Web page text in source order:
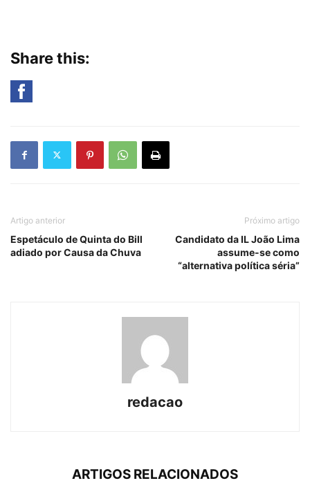
Share this:
Artigo anterior
Espetáculo de Quinta do Bill
adiado por Causa da Chuva
Próximo artigo
Candidato da IL João Lima
assume-se como
“alternativa política séria”
redacao
ARTIGOS RELACIONADOS